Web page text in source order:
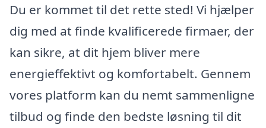
Du er kommet til det rette sted! Vi hjælper
dig med at finde kvalificerede firmaer, der
kan sikre, at dit hjem bliver mere
energieffektivt og komfortabelt. Gennem
vores platform kan du nemt sammenligne
tilbud og finde den bedste løsning til dit